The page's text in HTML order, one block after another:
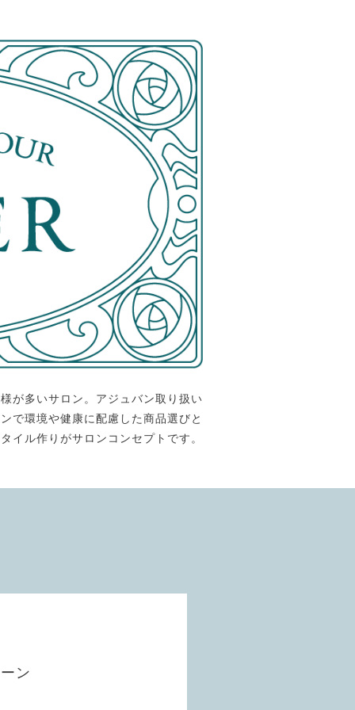
が多いサロン。アジュバン取り扱い
で環境や健康に配慮した商品選びと
イル作りがサロンコンセプトです。
ン